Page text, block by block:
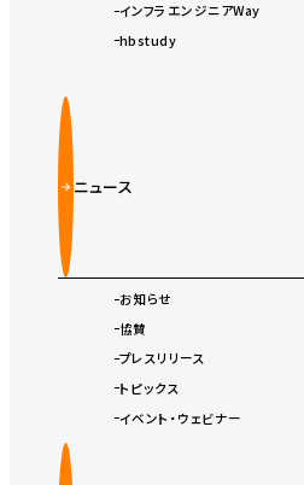
インフラエンジニアWay
hbstudy
ニュース
お知らせ
協賛
プレスリリース
トピックス
イベント・ウェビナー